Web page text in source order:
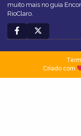
muito mais no guia
RioClaro.
Criado com